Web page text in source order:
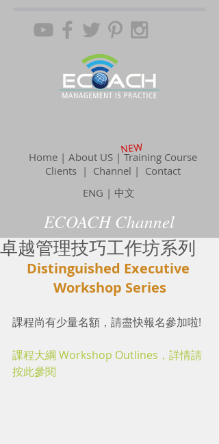
Home | About US | Training Course
Clients | Channel | Contact
ENG | 中文
NEW
ECOACH Channel
卓越管理技巧工作坊系列
Distinguished Executive
Workshop Series
課程尚有少量名額，請盡快報名參加啦!
課程大綱 Workshop Outlines，詳情請
按此參閱